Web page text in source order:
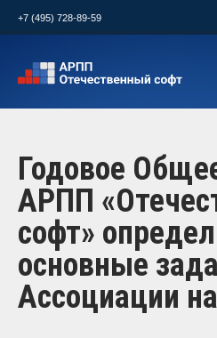
+7 (495) 728-89-59
Годовое
АРПП
софт»
основные
Ассоциации